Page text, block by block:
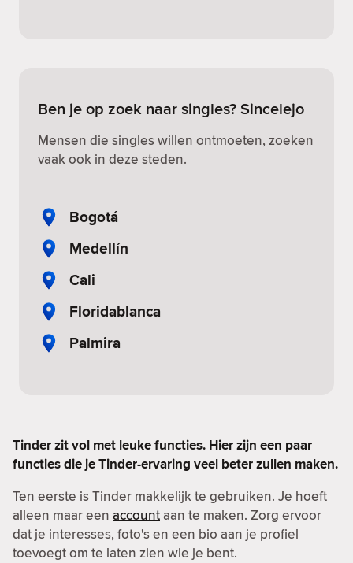
Ben je op zoek naar singles? Sincelejo
Mensen die singles willen ontmoeten, zoeken
vaak ook in deze steden.
Bogotá
Medellín
Cali
Floridablanca
Palmira
Tinder zit vol met leuke functies. Hier zijn een paar
functies die je Tinder-ervaring veel beter zullen maken.
Ten eerste is Tinder makkelijk te gebruiken. Je hoeft
alleen maar een accountaan te maken. Zorg ervoor
dat je interesses, foto's en een bio aan je profiel
toevoegt om te laten zien wie je bent.